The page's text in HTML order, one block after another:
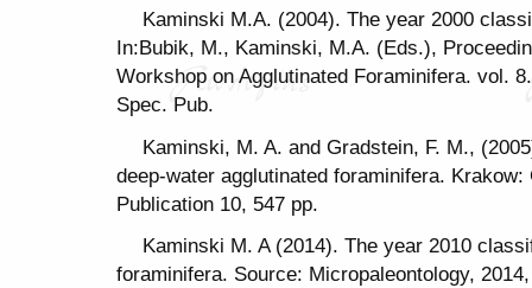
Kaminski M.A. (2004). The year 2000
In:Bubik, M., Kaminski, M.A. (Eds.),
Workshop on Agglutinated Foraminifera. vol.
Spec. Pub.
Kaminski, M. A. and Gradstein, F. M.,
deep-water agglutinated foraminifera.
Publication 10, 547 pp.
Kaminski M. A (2014). The year 2010
foraminifera. Source: Micropaleontology,